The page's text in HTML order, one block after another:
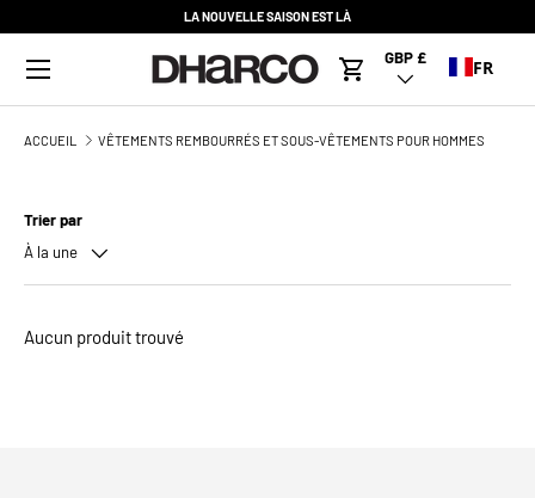
LA NOUVELLE SAISON EST LÀ
Menu
Panier
Pays/Région
GBP £ FR
ACCUEIL VÊTEMENTS REMBOURRÉS ET SOUS-VÊTEMENTS POUR HOMMES
Trier par
À la une
Aucun produit trouvé